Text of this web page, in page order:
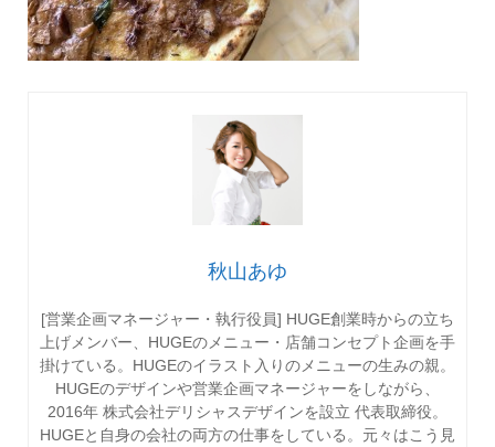
秋山あゆ
[営業企画マネージャー・執行役員] HUGE創業時からの立ち
上げメンバー、HUGEのメニュー・店舗コンセプト企画を手
掛けている。HUGEのイラスト入りのメニューの生みの親。
HUGEのデザインや営業企画マネージャーをしながら、
2016年 株式会社デリシャスデザインを設立 代表取締役。
HUGEと自身の会社の両方の仕事をしている。元々はこう見